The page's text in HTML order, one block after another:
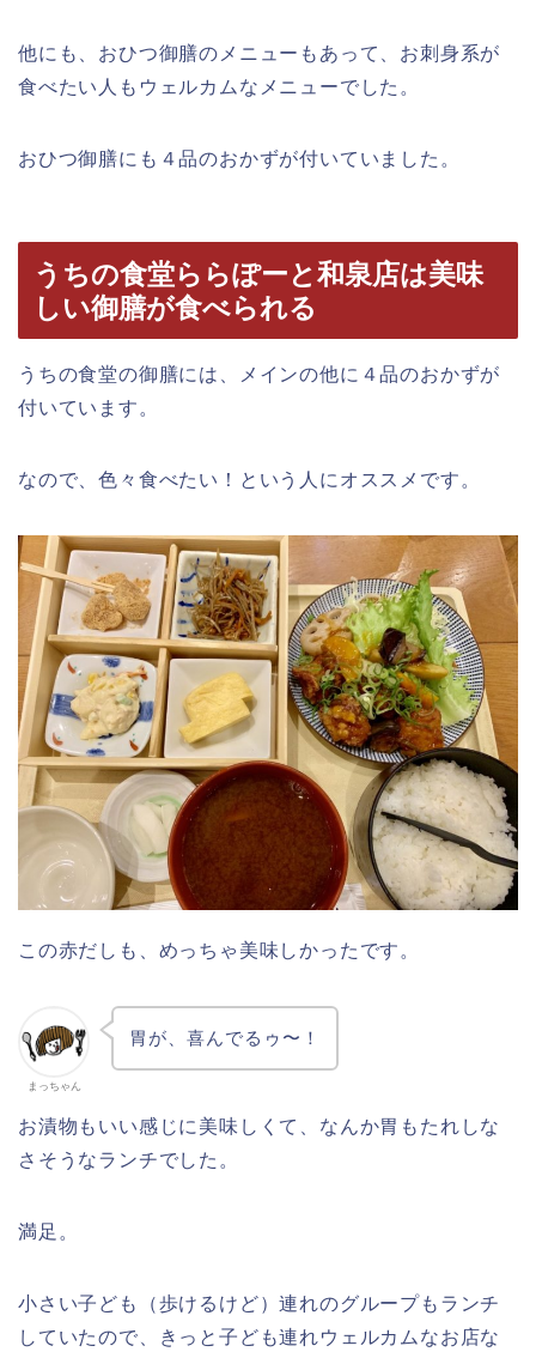
他にも、おひつ御膳のメニューもあって、お刺身系が
食べたい人もウェルカムなメニューでした。
おひつ御膳にも４品のおかずが付いていました。
うちの食堂ららぽーと和泉店は美味
しい御膳が食べられる
うちの食堂の御膳には、メインの他に４品のおかずが
付いています。
なので、色々食べたい！という人にオススメです。
この赤だしも、めっちゃ美味しかったです。
まっちゃん
胃が、喜んでるゥ〜！
お漬物もいい感じに美味しくて、なんか胃もたれしな
さそうなランチでした。
満足。
小さい子ども（歩けるけど）連れのグループもランチ
していたので、きっと子ども連れウェルカムなお店な